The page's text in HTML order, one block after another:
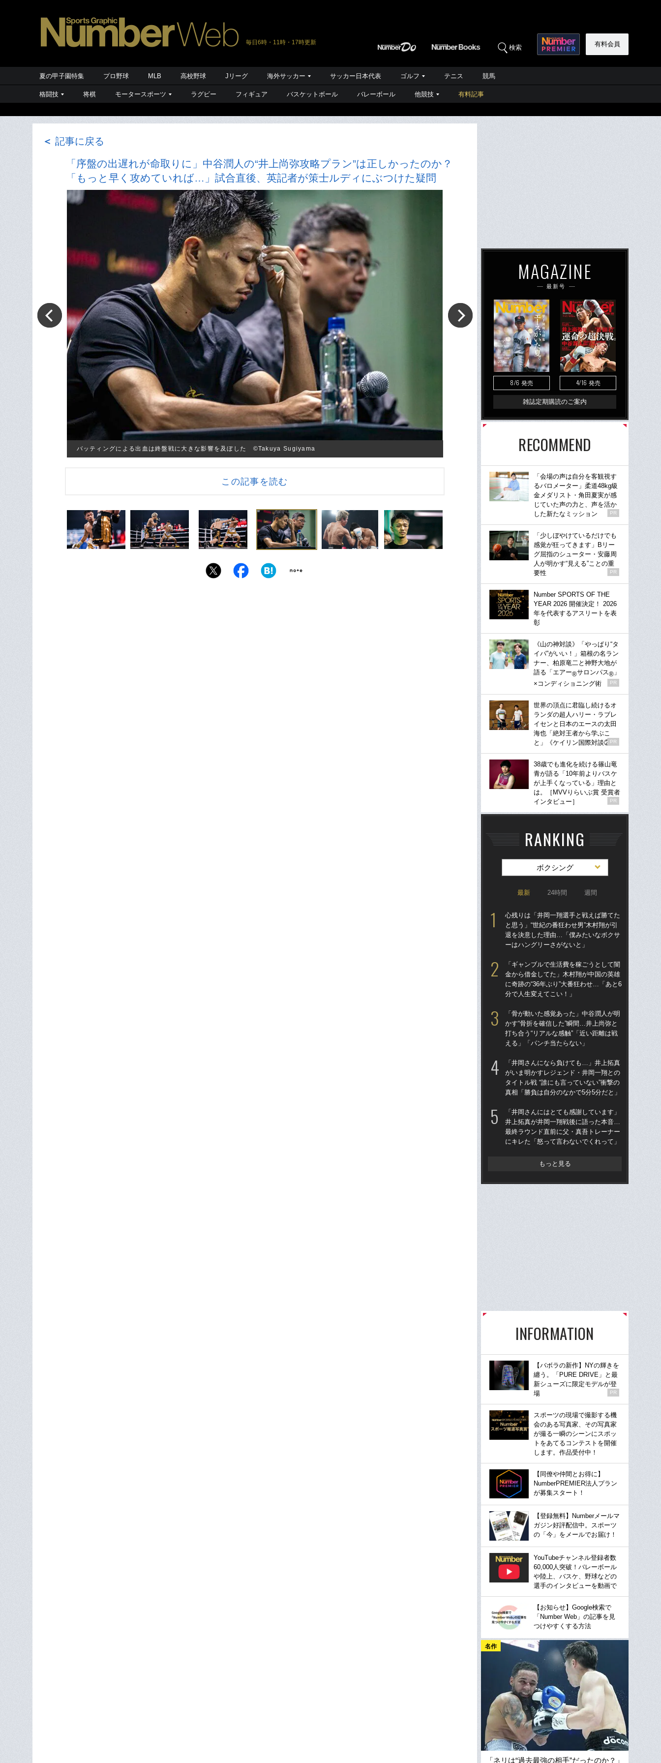
毎日6時・11時・17時更新
検索 有料会員
夏の甲子園特集 プロ野球 MLB 高校野球 Jリーグ 海外サッカー サッカー日本代表 ゴルフ テニス 競馬
格闘技 将棋 モータースポーツ ラグビー フィギュア バスケットボール バレーボール 他競技 有料記事
＜ 記事に戻る
「序盤の出遅れが命取りに」中谷潤人の“井上尚弥攻略プラン”は正しかったのか？
「もっと早く攻めていれば…」試合直後、英記者が策士ルディにぶつけた疑問
バッティングによる出血は終盤戦に大きな影響を及ぼした ©Takuya Sugiyama
この記事を読む
MAGAZINE
最新号
8/6 発売 4/16 発売
雑誌定期購読のご案内
RECOMMEND
「会場の声は自分を客観視す
るバロメーター」柔道48kg級
金メダリスト・角田夏実が感
じていた声の力と、声を活か
した新たなミッション
PR
「少しぼやけているだけでも
感覚が狂ってきます」Bリー
グ屈指のシューター・安藤周
人が明かす“見える”ことの重
要性
PR
Number SPORTS OF THE
YEAR 2026 開催決定！ 2026
年を代表するアスリートを表
彰
《山の神対談》「やっぱり“タ
イパ”がいい！」箱根の名ラン
ナー、柏原竜二と神野大地が
語る「エアー®サロンパス® 」
×コンディショニング術
PR
世界の頂点に君臨し続けるオ
ランダの超人ハリー・ラブレ
イセンと日本のエースの太田
海也「絶対王者から学ぶこ
と」《ケイリン国際対談②》
PR
38歳でも進化を続ける篠山竜
青が語る「10年前よりバスケ
が上手くなっている」理由と
は。［MVVりらいぶ賞 受賞者
インタビュー］
PR
RANKING
ボクシング
最新 24時間 週間
心残りは「井岡一翔選手と戦えば勝てた
と思う」“世紀の番狂わせ男”木村翔が引
退を決意した理由…「僕みたいなボクサ
ーはハングリーさがないと」
「ギャンブルで生活費を稼ごうとして闇
金から借金してた」木村翔が中国の英雄
に奇跡の“36年ぶり”大番狂わせ…「あと6
分で人生変えてこい！」
「骨が動いた感覚あった」中谷潤人が明
かす“骨折を確信した”瞬間…井上尚弥と
打ち合う“リアルな感触”「近い距離は戦
える」「パンチ当たらない」
「井岡さんになら負けても…」井上拓真
がいま明かすレジェンド・井岡一翔との
タイトル戦 “誰にも言っていない”衝撃の
真相「勝負は自分のなかで5分5分だと」
「井岡さんにはとても感謝しています」
井上拓真が井岡一翔戦後に語った本音…
最終ラウンド直前に父・真吾トレーナー
にキレた「怒って言わないでくれって」
もっと見る
INFORMATION
【バボラの新作】NYの輝きを
纏う。「PURE DRIVE」と最
新シューズに限定モデルが登
場
PR
スポーツの現場で撮影する機
会のある写真家、その写真家
が撮る一瞬のシーンにスポッ
トをあてるコンテストを開催
します。作品受付中！
【同僚や仲間とお得に】
NumberPREMIER法人プラン
が募集スタート！
【登録無料】Numberメールマ
ガジン好評配信中。スポーツ
の「今」をメールでお届け！
YouTubeチャンネル登録者数
60,000人突破！バレーボール
や陸上、バスケ、野球などの
選手のインタビューを動画で
【お知らせ】Google検索で
「Number Web」の記事を見
つけやすくする方法
名作
「ネリは“過去最強の相手”だったのか？」